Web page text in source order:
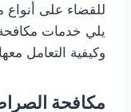
للقضاء على
يلي خدمات
وكيفية التعامل
مكافحة